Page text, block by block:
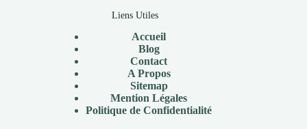
Liens Utiles
Accueil
Blog
Contact
A Propos
Sitemap
Mention Légales
Politique de Confidentialité